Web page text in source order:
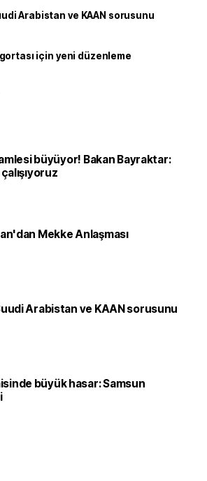
Arabistan ve KAAN sorusunu
için yeni düzenleme
büyüyor! Bakan Bayraktar:
Mekke Anlaşması
Arabistan ve KAAN sorusunu
büyük hasar: Samsun